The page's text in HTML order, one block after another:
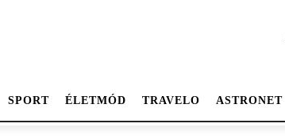
SPORT ÉLETMÓD TRAVELO ASTRONET